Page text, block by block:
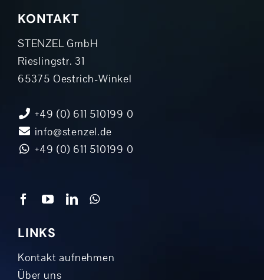
KONTAKT
STENZEL GmbH
Rieslingstr. 31
65375 Oestrich-Winkel
+49 (0) 611 510199 0
info@stenzel.de
+49 (0) 611 510199 0
LINKS
Kontakt aufnehmen
Über uns